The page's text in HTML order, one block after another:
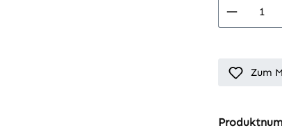
Zum